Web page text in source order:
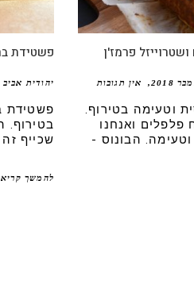
פרמז'ן
אין תגובות
וטעימה בטירוף.
פלפלים ואנחנו
הבונוס -
פשטידת
יהודית
פשטידת
בטירוף.
שכייף
להמשך